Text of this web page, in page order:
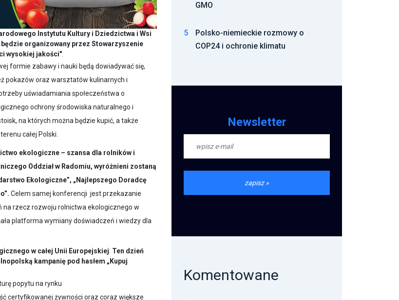
Instytutu Kultury i Dziedzictwa i Wsi
organizowany przez Stowarzyszenie
wysokiej jakości"
formie zabawy i nauki będą dowiadywać się,
pokazów oraz warsztatów kulinarnych i
uświadamiania społeczeństwa o
ochrony środowiska naturalnego i
na których można będzie kupić, a także
całej Polski.
ekologiczne – szansa dla rolników i
Oddział w Radomiu, wyróżnieni zostaną
Ekologiczne”, „Najlepszego Doradcę
Celem samej konferencji jest przekazanie
rzecz rozwoju rolnictwa ekologicznego w
platforma wymiany doświadczeń i wiedzy dla
w całej Unii Europejskiej Ten dzień
kampanię pod hasłem „Kupuj
popytu na rynku
certyfikowanej żywności oraz coraz większe
GMO
5
Polsko-niemieckie rozmowy o
COP24 i ochronie klimatu
Newsletter
Komentowane